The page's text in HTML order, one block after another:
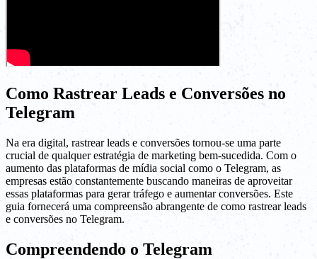
Como Rastrear Leads e Conversões no
Telegram
Na era digital, rastrear leads e conversões tornou-se uma parte
crucial de qualquer estratégia de marketing bem-sucedida. Com o
aumento das plataformas de mídia social como o Telegram, as
empresas estão constantemente buscando maneiras de aproveitar
essas plataformas para gerar tráfego e aumentar conversões. Este
guia fornecerá uma compreensão abrangente de como rastrear leads
e conversões no Telegram.
Compreendendo o Telegram